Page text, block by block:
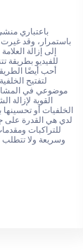
باعتباري
باستمرار، وقد
إلى إزالة
للفيديو بطريقة
أحب أيضًا
لتفتيح
موضوعي في
القوية لإزالة
الخلفيات أو
لدي هي القدرة على
للتراكبات
وسريعة ولا